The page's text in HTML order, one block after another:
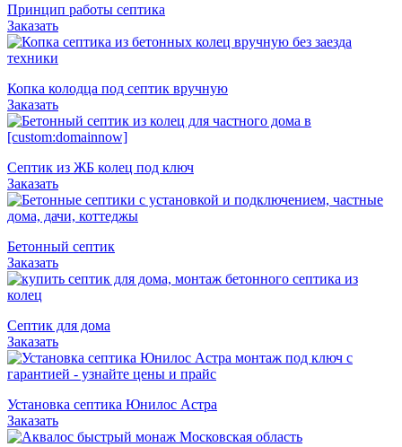
Принцип работы септика
Заказать
Копка колодца под септик вручную
Заказать
Септик из ЖБ колец под ключ
Заказать
Бетонный септик
Заказать
Септик для дома
Заказать
Установка септика Юнилос Астра
Заказать